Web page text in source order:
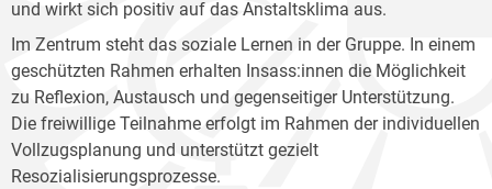
und wirkt sich positiv auf das Anstaltsklima aus.
Im Zentrum steht das soziale Lernen in der Gruppe. In einem
geschützten Rahmen erhalten Insass:innen die Möglichkeit
zu Reflexion, Austausch und gegenseitiger Unterstützung.
Die freiwillige Teilnahme erfolgt im Rahmen der individuellen
Vollzugsplanung und unterstützt gezielt
Resozialisierungsprozesse.